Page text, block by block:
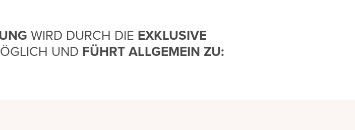
WIRD DURCH DIE EXKLUSIVE
UND FÜHRT ALLGEMEIN ZU: